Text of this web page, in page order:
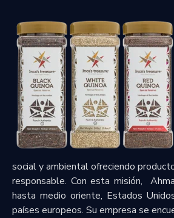
social y ambiental ofreciendo
responsable. Con esta misión,
hasta medio oriente, Estados
países europeos. Su empresa se